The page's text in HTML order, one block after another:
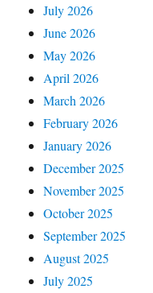
July 2026
June 2026
May 2026
April 2026
March 2026
February 2026
January 2026
December 2025
November 2025
October 2025
September 2025
August 2025
July 2025